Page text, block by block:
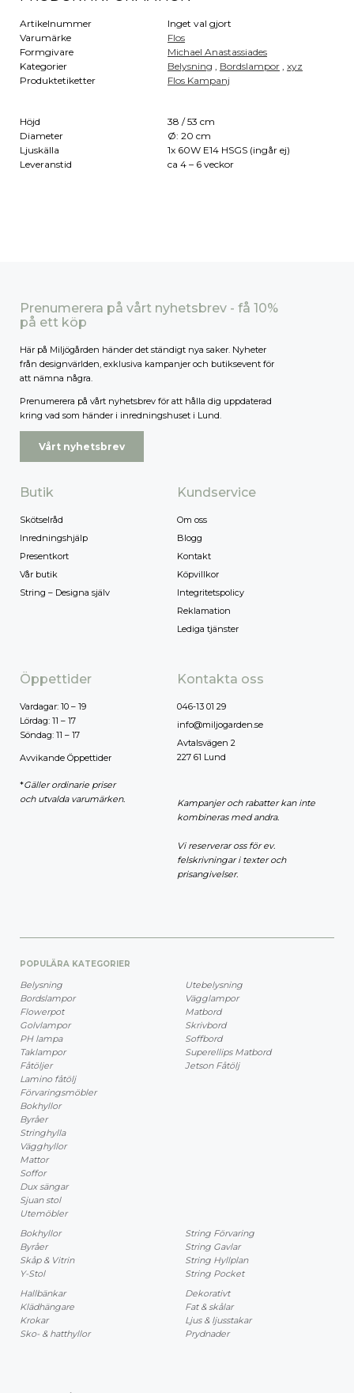
Artikelnummer
Inget val gjort
Varumärke
Flos
Formgivare
Michael Anastassiades
Kategorier
Belysning Bordslampor ,xyz
Produktetiketter
Flos Kampanj
Höjd
38 / 53 cm
Diameter
Ø: 20 cm
Ljuskälla
1x 60W E14 HSGS (ingår ej)
Leveranstid
ca 4 – 6 veckor
Prenumerera på vårt nyhetsbrev - få 10%
på ett köp
Här på Miljögården händer det ständigt nya saker. Nyheter
från designvärlden, exklusiva kampanjer och butiksevent för
att nämna några.
Prenumerera på vårt nyhetsbrev för att hålla dig uppdaterad
kring vad som händer i inredningshuset i Lund.
Vårt nyhetsbrev
Butik
Skötselråd
Inredningshjälp
Presentkort
Vår butik
String – Designa själv
Kundservice
Om oss
Blogg
Kontakt
Köpvillkor
Integritetspolicy
Reklamation
Lediga tjänster
Öppettider
Vardagar: 10 – 19
Lördag: 11 – 17
Söndag: 11 – 17
Avvikande Öppettider
*Gäller ordinarie priser
och utvalda varumärken.
Kontakta oss
046-13 01 29
info@miljogarden.se
Avtalsvägen 2
227 61 Lund
Kampanjer och rabatter kan inte
kombineras med andra.
Vi reserverar oss för ev.
felskrivningar i texter och
prisangivelser.
POPULÄRA KATEGORIER
Belysning
Bordslampor
Flowerpot
Golvlampor
PH lampa
Taklampor
Fåtöljer
Lamino fåtölj
Förvaringsmöbler
Bokhyllor
Byråer
Stringhylla
Vägghyllor
Mattor
Soffor
Dux sängar
Sjuan stol
Utemöbler
Utebelysning
Vägglampor
Matbord
Skrivbord
Soffbord
Superellips Matbord
Jetson Fåtölj
Bokhyllor
Byråer
Skåp & Vitrin
Y-Stol
String Förvaring
String Gavlar
String Hyllplan
String Pocket
Hallbänkar
Klädhängare
Krokar
Sko- & hatthyllor
Dekorativt
Fat & skålar
Ljus & ljusstakar
Prydnader